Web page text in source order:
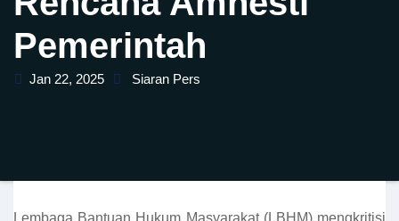
Pemerintah
Jan 22, 2025 Siaran Pers
Lembaga Bantuan Hukum Masyarakat (LBHM) mengkritisi